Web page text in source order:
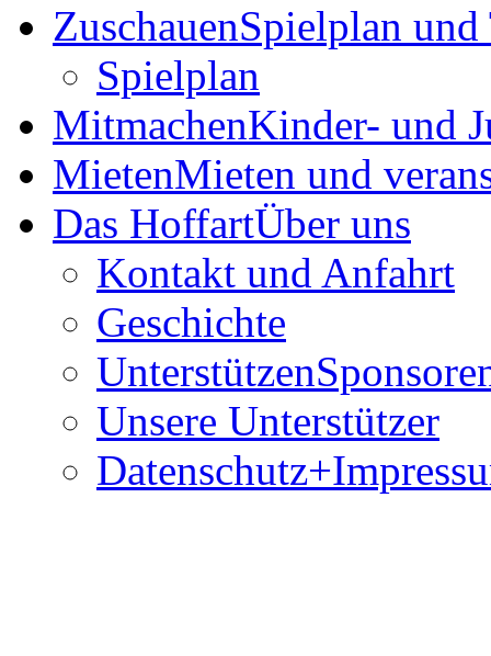
ZuschauenSpielplan und
Spielplan
MitmachenKinder- und
MietenMieten und
Das HoffartÜber uns
Kontakt und Anfahrt
Geschichte
Unterstützen
Unsere Unterstützer